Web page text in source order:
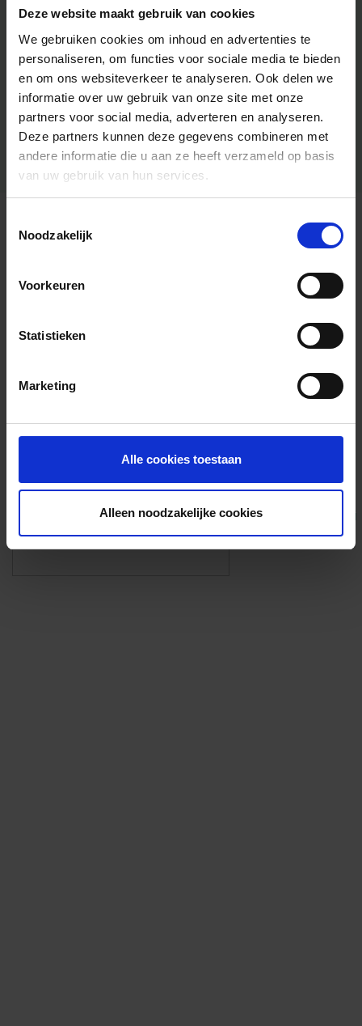
Deze website maakt gebruik van cookies
We gebruiken cookies om inhoud en advertenties te
personaliseren, om functies voor sociale media te bieden
en om ons websiteverkeer te analyseren. Ook delen we
informatie over uw gebruik van onze site met onze
partners voor social media, adverteren en analyseren.
Deze partners kunnen deze gegevens combineren met
andere informatie die u aan ze heeft verzameld op basis
van uw gebruik van hun services.
Noodzakelijk
Voorkeuren
Statistieken
Marketing
Alle cookies toestaan
Alleen noodzakelijke cookies
Algemene informatie
Foto’s ({{photos.length}})
Eigen foto’s